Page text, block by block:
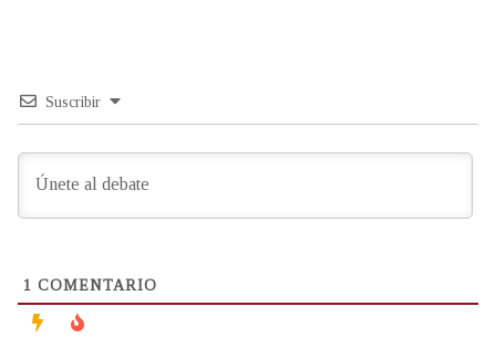
Suscribir
1 COMENTARIO